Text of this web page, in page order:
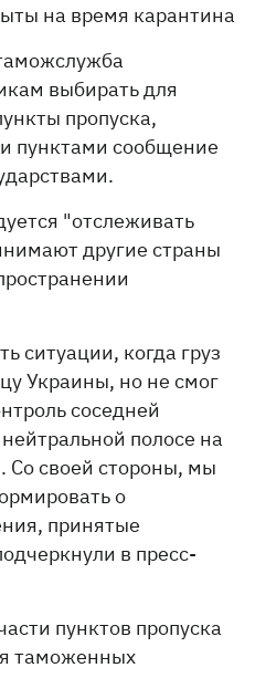
на время карантина
выбирать для
пропуска,
пунктами сообщение
"отслеживать
другие страны
ситуации, когда груз
Украины, но не смог
соседней
полосе на
Со своей стороны, мы
о
принятые
в пресс-
пунктов пропуска
таможенных